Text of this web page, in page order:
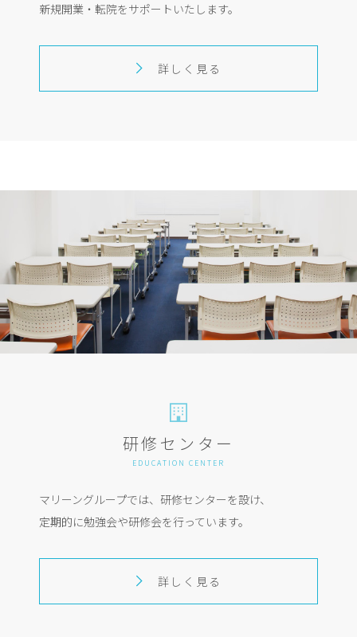
新規開業・転院をサポートいたします。
詳しく見る
研修センター
EDUCATION CENTER
マリーングループでは、研修センターを設け、
定期的に勉強会や研修会を行っています。
詳しく見る